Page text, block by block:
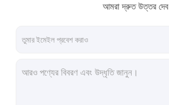
আমরা দ্রুত উত্তর দেব